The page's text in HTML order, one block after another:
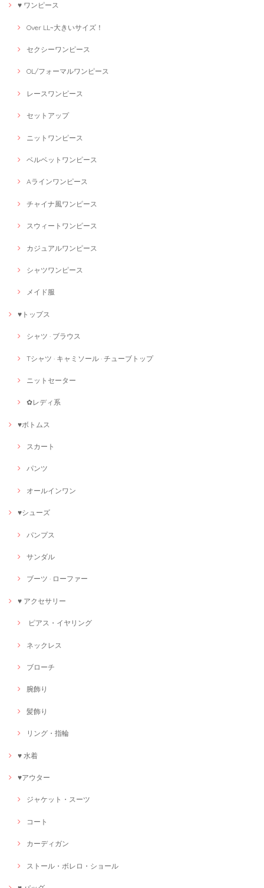
♥ ワンピース
Over LL~大きいサイズ！
セクシーワンピース
OL/フォーマルワンピース
レースワンピース
セットアップ
ニットワンピース
ベルベットワンピース
Aラインワンピース
チャイナ風ワンピース
スウィートワンピース
カジュアルワンピース
シャツワンピース
メイド服
♥トップス
シャツ · ブラウス
Tシャツ · キャミソール · チューブトップ
ニットセーター
✿レディ系
♥ボトムス
スカート
パンツ
オールインワン
♥シューズ
パンプス
サンダル
ブーツ · ローファー
♥ アクセサリー
ピアス・イヤリング
ネックレス
ブローチ
腕飾り
髪飾り
リング・指輪
♥ 水着
♥アウター
ジャケット・スーツ
コート
カーディガン
ストール・ボレロ・ショール